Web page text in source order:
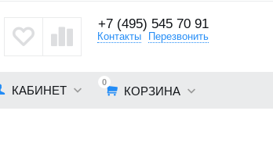
+7 (495) 545 70 91
Контакты Перезвонить
0
КОРЗИНА
КАБИНЕТ